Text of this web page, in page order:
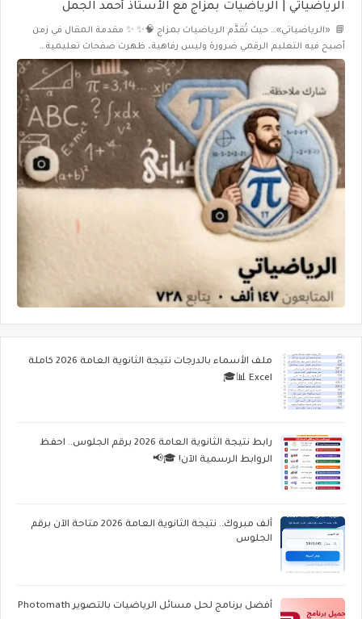
الرياضياتي | الرياضيات بمزاج مع الأستاذ أحمد الجمل
📘 «الرياضياتي»… حيث تُقدَّم الرياضيات بمزاج 🧠✨ ✨ مقدمة المقال في زمن
أصبح فيه التعليم الرقمي ضرورة وليس رفاهية، ظهرت صفحات تعليمية…
ملف الأسماء بالدرجات نتيجة الثانوية العامة 2026 كاملة
Excel 📊🎓
رابط نتيجة الثانوية العامة 2026 برقم الجلوس.. احفظ
الروابط الرسمية الآن! 🎓📢
ألف مبروك.. نتيجة الثانوية العامة 2026 متاحة الآن برقم
الجلوس
أفضل برنامج لحل مسائل الرياضيات بالتصوير Photomath